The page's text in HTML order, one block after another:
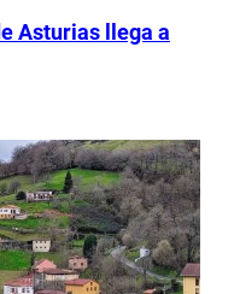
Asturias llega a